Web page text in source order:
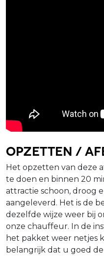
Opzetten /
Het opzetten van deze
te doen en binnen 20
attractie schoon, droog
aangeleverd. Het is de
dezelfde wijze weer bij
onze chauffeur. In de
het pakket weer netjes
belangrijk dat u goed